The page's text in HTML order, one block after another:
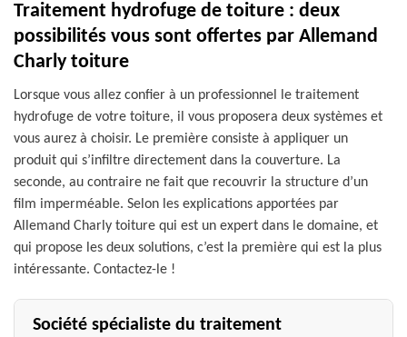
Traitement hydrofuge de toiture : deux
possibilités vous sont offertes par Allemand
Charly toiture
Lorsque vous allez confier à un professionnel le traitement
hydrofuge de votre toiture, il vous proposera deux systèmes et
vous aurez à choisir. Le première consiste à appliquer un
produit qui s’infiltre directement dans la couverture. La
seconde, au contraire ne fait que recouvrir la structure d’un
film imperméable. Selon les explications apportées par
Allemand Charly toiture qui est un expert dans le domaine, et
qui propose les deux solutions, c’est la première qui est la plus
intéressante. Contactez-le !
Société spécialiste du traitement